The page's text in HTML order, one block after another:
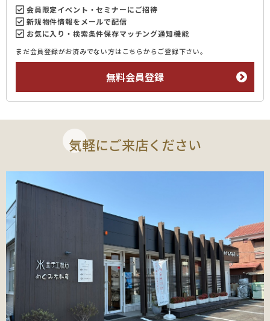
会員限定イベント・セミナーにご招待
新規物件情報をメールで配信
お気に入り・検索条件保存マッチング通知機能
まだ会員登録がお済みでない方はこちらからご登録下さい。
無料会員登録
気軽にご来店ください